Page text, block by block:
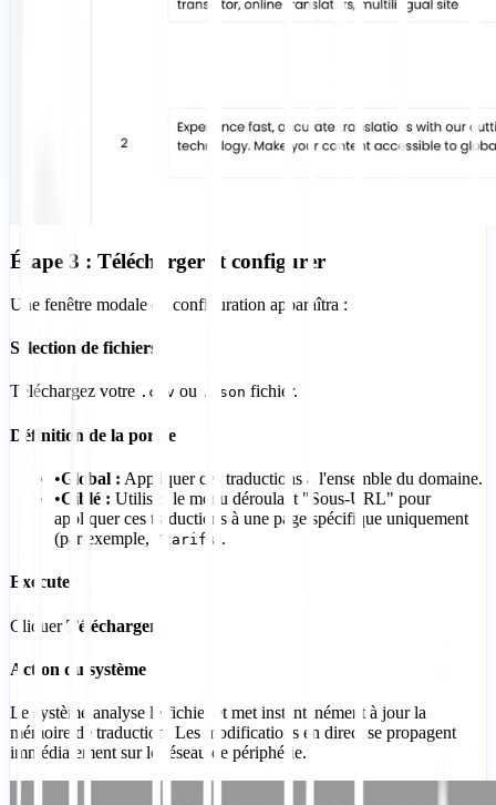
Étape 3 : Télécharger et configurer
Une fenêtre modale de configuration apparaîtra :
Sélection de fichiers
Téléchargez votre .csv ou .json fichier.
Définition de la portée
•Global : Appliquer ces traductions à l'ensemble du domaine.
•Ciblé : Utilisez le menu déroulant "Sous-URL" pour
appliquer ces traductions à une page spécifique uniquement
(par exemple,
/tarifs ).
Exécuter
CliquerTélécharger
Action du système
Le système analyse le fichier et met instantanément à jour la
mémoire de traduction. Les modifications en direct se propagent
immédiatement sur le réseau de périphérie.